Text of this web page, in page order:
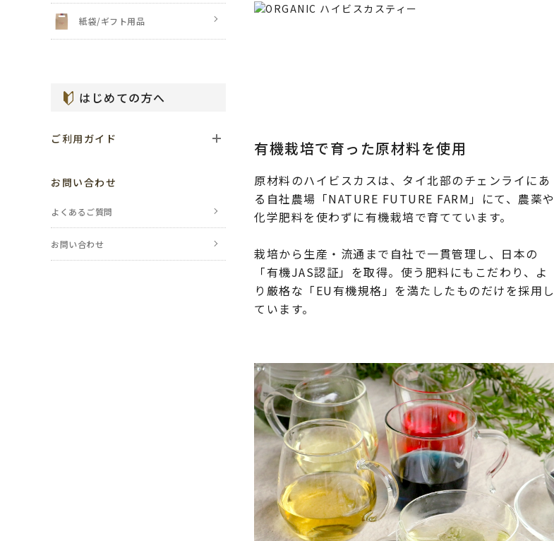
有機栽培で育った原材料を使用
原材料のハイビスカスは、タイ北部のチェンライにあ
る自社農場「NATURE FUTURE FARM」にて、農薬や
化学肥料を使わずに有機栽培で育てています。
栽培から生産・流通まで自社で一貫管理し、日本の
「有機JAS認証」を取得。使う肥料にもこだわり、よ
り厳格な「EU有機規格」を満たしたものだけを採用し
ています。
紙袋/ギフト用品
はじめての方へ
ご利用ガイド
お問い合わせ
よくあるご質問
お問い合わせ